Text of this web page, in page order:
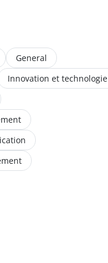
General
Innovation et technologie